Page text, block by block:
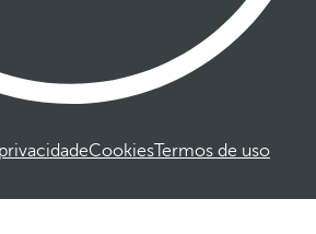
CookiesTermos de uso